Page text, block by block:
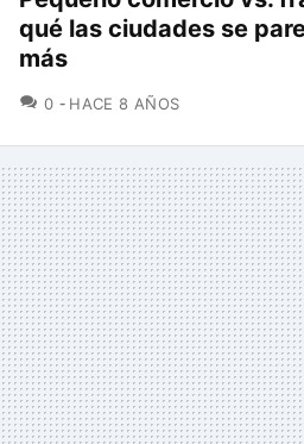
qué las ciudades se
más
0 COMENTARIOS
HACE 8 AÑOS